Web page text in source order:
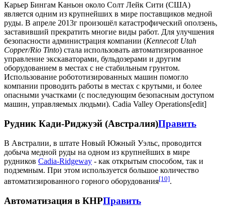
Карьер Бингам Каньон около Солт Лейк Сити (США)
является одним из крупнейших в мире поставщиков медной
руды. В апреле 2013г произошёл катастрофический оползень,
заставивший прекратить многие виды работ. Для улучшения
безопасности администрация компании (Kennecott Utah
Copper/Rio Tinto) стала использовать автоматизированное
управление экскаваторами, бульдозерами и другим
оборудованием в местах с не стабильным грунтом.
Использование робототизированных машин помогло
компании проводить работы в местах с крутыми, и более
опасными участками (с последующим безопасным доступом
машин, управляемых людьми). Cadia Valley Operations[edit]
Рудник Кади-Риджуэй (Австралия)Править
В Австралии, в штате Новый Южный Уэльс, проводится
добыча медной руды на одном из крупнейших в мире
рудников Cadia-Ridgeway - как открытым способом, так и
подземным. При этом используется большое количество
автоматизированного горного оборудования[10].
Автоматизация в КНРПравить